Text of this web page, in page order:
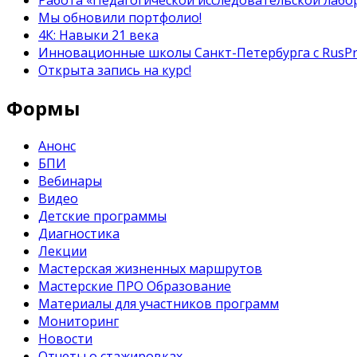
Мы обновили портфолио!
4К: Навыки 21 века
Инновационные школы Санкт-Петербурга с
Открыта запись на курс!
Формы
Анонс
БПИ
Вебинары
Видео
Детские программы
Диагностика
Лекции
Мастерская жизненных маршрутов
Мастерские ПРО Образование
Материалы для участников программ
Мониторинг
Новости